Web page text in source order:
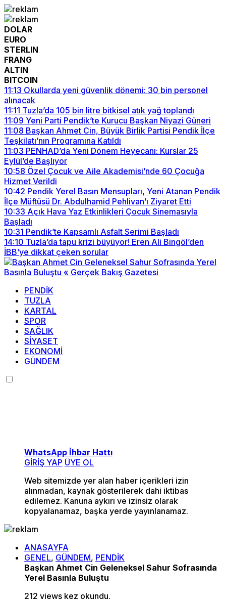
DOLAR
EURO
STERLIN
FRANG
ALTIN
BITCOIN
11:13 Okullarda yeni güvenlik dönemi: 30 bin personel
alınacak
11:11 Tuzla’da 105 bin litre bitkisel atık yağ toplandı
11:09 Yeni Parti Pendik’te Kurucu Başkan Niyazi Güneri
11:08 Başkan Ahmet Cin, Büyük Birlik Partisi Pendik İlçe
Teşkilatı’nın Programına Katıldı
11:03 PENHAD’da Yeni Dönem Heyecanı: Kurslar 25
Eylül’de Başlıyor
10:58 Özel Çocuk ve Aile Akademisi’nde 60 Çocuğa
Hizmet Verildi
10:42 Pendik Yerel Basın Mensupları, Yeni Atanan Pendik
İlçe Müftüsü Dr. Abdulhamid Pehlivan’ı Ziyaret Etti
10:33 Açık Hava Yaz Etkinlikleri Çocuk Sinemasıyla
Başladı
10:31 Pendik’te Kapsamlı Asfalt Serimi Başladı
14:10 Tuzla’da tapu krizi büyüyor! Eren Ali Bingöl’den
İBB’ye dikkat çeken sorular
PENDİK
TUZLA
KARTAL
SPOR
SAĞLIK
SİYASET
EKONOMİ
GÜNDEM
WhatsApp İhbar Hattı
GİRİŞ YAP ÜYE OL
Web sitemizde yer alan haber içerikleri izin
alınmadan, kaynak gösterilerek dahi iktibas
edilemez. Kanuna aykırı ve izinsiz olarak
kopyalanamaz, başka yerde yayınlanamaz.
ANASAYFA
GENEL, GÜNDEM, PENDİK
Başkan Ahmet Cin Geleneksel Sahur Sofrasında
Yerel Basınla Buluştu
212 views kez okundu.